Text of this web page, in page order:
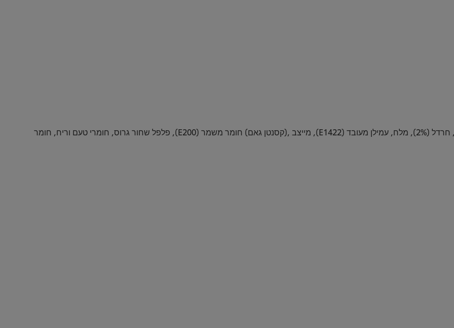
מים, שמן צמחי, חומץ, סוכר, רכז תפוז (5%), רכז לימון ( 2%), חרדל (2%), מלח, עמילן מעובד (E1422), מייצב ,(קסנטן גאם) חומר משמר (E200), פלפל שחור גרוס, חומרי טעם וריח, חומר